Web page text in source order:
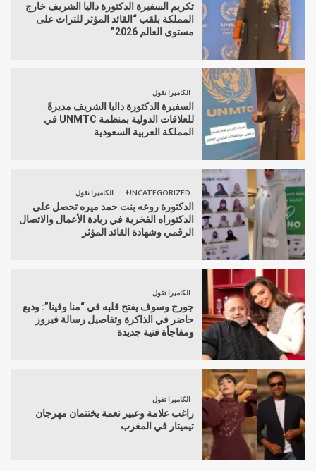
تكريم السفيرة الدكتورة داليا الشريف خارج
المملكة بلقب “القائد المؤثر للتراث على
مستوى العالم 2026”
الكاميرا تقول
السفيرة الدكتورة داليا الشريف مديرةً
للعلاقات الدولية بمنظمة UNMTC في
المملكة العربية السعودية
UNCATEGORIZED الكاميرا تقول
الدكتورة روعه بنت حمد ميره تحصل على
الدكتوراه الفخرية في ريادة الأعمال والاتصال
الرقمي وشهادة القائد المؤثر
الكاميرا تقول
جورج وسوف يفتح قلبه في “منا وفينا”: وديع
حاضر في الذاكرة وتفاصيل رسالة فيروز
ومفاجأة فنية جديدة
الكاميرا تقول
راغب علامة وعبير نعمة يختتمان مهرجان
تيميتار في المغرب